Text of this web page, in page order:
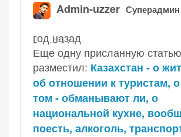
Admin-uzzer Суперадмин
год назад
Еще одну присланную статью
разместил: Казахстан - о
об отношении к туристам,
том - обманывают ли, о
национальной кухне,
поесть, алкоголь,